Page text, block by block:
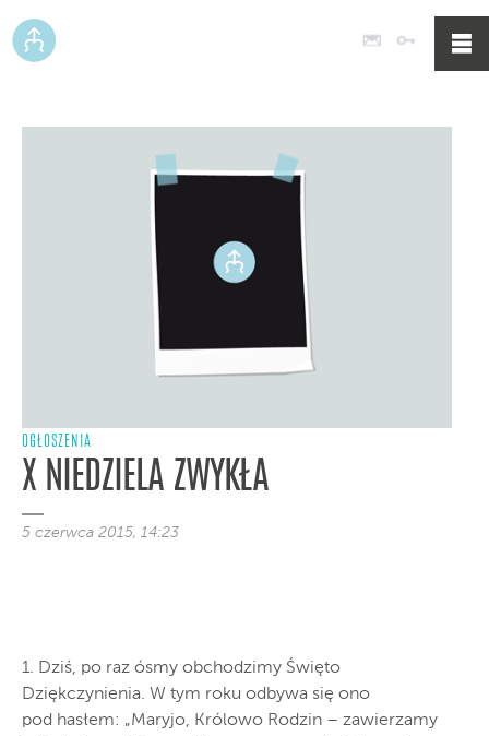
Poczta
OGŁOSZENIA
X NIEDZIELA ZWYKŁA
5 czerwca 2015, 14:23
1. Dziś, po raz ósmy obchodzimy Święto
Dziękczynienia. W tym roku odbywa się ono
pod hasłem: „Maryjo, Królowo Rodzin – zawierzamy